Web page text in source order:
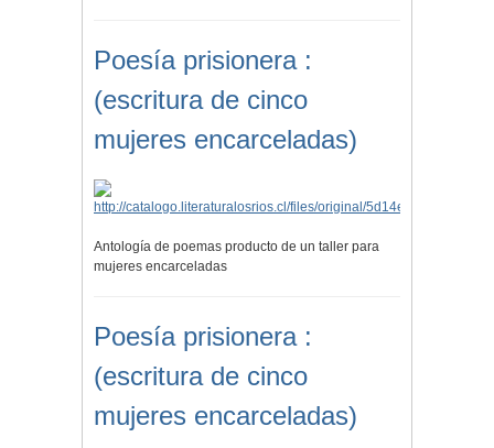
Poesía prisionera :
(escritura de cinco
mujeres encarceladas)
Antología de poemas producto de un taller para
mujeres encarceladas
Poesía prisionera :
(escritura de cinco
mujeres encarceladas)